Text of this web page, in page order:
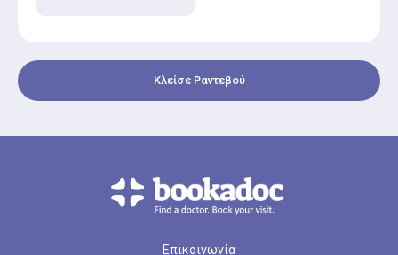
Κλείσε Ραντεβού
Επικοινωνία